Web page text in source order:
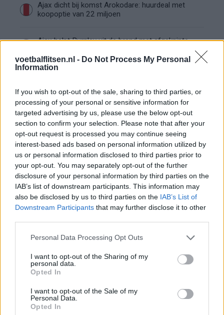
voetbalflitsen.nl - Do Not Process My Personal
Information
If you wish to opt-out of the sale, sharing to third parties, or
processing of your personal or sensitive information for
targeted advertising by us, please use the below opt-out
section to confirm your selection. Please note that after your
opt-out request is processed you may continue seeing
interest-based ads based on personal information utilized by
us or personal information disclosed to third parties prior to
your opt-out. You may separately opt-out of the further
disclosure of your personal information by third parties on the
IAB’s list of downstream participants. This information may
also be disclosed by us to third parties on the IAB’s List of
Downstream Participants that may further disclose it to other
Personal Data Processing Opt Outs
I want to opt-out of the Sharing of my
personal data.
Opted In
I want to opt-out of the Sale of my
Personal Data.
Opted In
Ajax dicht bij komst Arokodare: huurdeal met
koopoptie van 22 miljoen
Ajax helpt Burnley uit de brand met afgeknipte
Marcos Leonardo laat eerste indruk achter bij
Ajax: 'Hier gaan fans van genieten'
Resterend oefenprogramma Ajax: waar zijn de
duels te zien
Ajax groeit onder Míchel, maar transfermarkt
blijft cruciaal
Shane Kluivert krijgt kans van Flick en begint in
de basis bij FC Barcelona
Servische media vergelijken Ajax-talent Abdellah
Ouazane met Lionel Messi